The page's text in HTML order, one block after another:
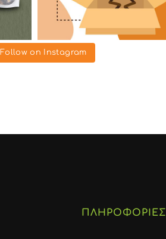
Follow on Instagram
ΠΛΗΡΟΦΟΡΙΕΣ